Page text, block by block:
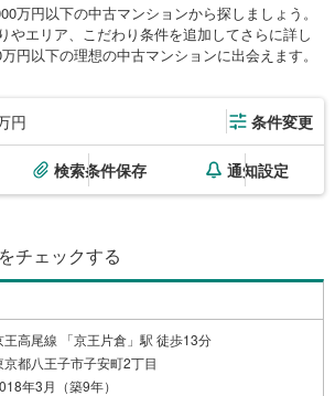
万円以下の中古マンションから探しましょう。
やエリア、こだわり条件を追加してさらに詳し
円以下の理想の中古マンションに出会えます。
円 条件変更
検索条件保存 通知設定
チェックする
王高尾線 「京王片倉」駅 徒歩13分
京都八王子市子安町2丁目
年3月（築9年）